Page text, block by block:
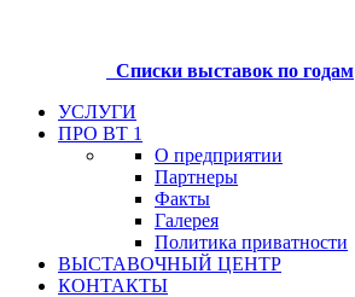
Списки выставок по годам
УСЛУГИ
ПРО BT 1
О предприятии
Партнеры
Факты
Галерея
Политика приватности
ВЫСТАВОЧНЫЙ ЦЕНТР
КОНТАКТЫ